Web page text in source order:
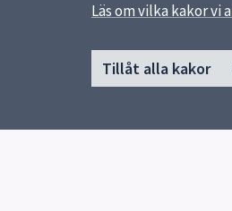
Läs om vilka kakor vi
Tillåt alla kakor
SidfotHuvudmeny
Start